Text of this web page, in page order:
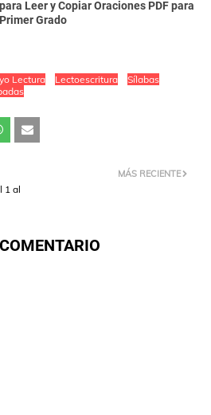
Leer y Copiar Oraciones PDF para
Primer Grado
Lectura Lectoescritura
Sílabas
MÁS RECIENTE
1 al